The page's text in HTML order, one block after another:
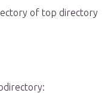
of top directory